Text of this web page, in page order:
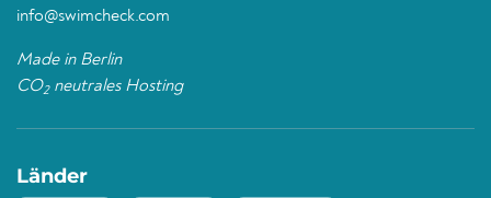
info@swimcheck.com
Made in Berlin
CO2neutrales Hosting
Länder